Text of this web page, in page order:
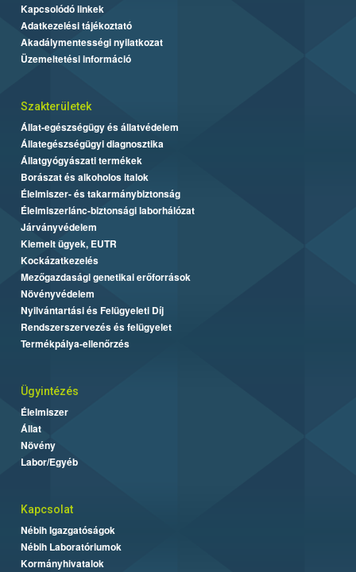
Kapcsolódó linkek
Adatkezelési tájékoztató
Akadálymentességi nyilatkozat
Üzemeltetési információ
Szakterületek
Állat-egészségügy és állatvédelem
Állategészségügyi diagnosztika
Állatgyógyászati termékek
Borászat és alkoholos italok
Élelmiszer- és takarmánybiztonság
Élelmiszerlánc-biztonsági laborhálózat
Járványvédelem
Kiemelt ügyek, EUTR
Kockázatkezelés
Mezőgazdasági genetikai erőforrások
Növényvédelem
Nyilvántartási és Felügyeleti Díj
Rendszerszervezés és felügyelet
Termékpálya-ellenőrzés
Ügyintézés
Élelmiszer
Állat
Növény
Labor/Egyéb
Kapcsolat
Nébih Igazgatóságok
Nébih Laboratóriumok
Kormányhivatalok